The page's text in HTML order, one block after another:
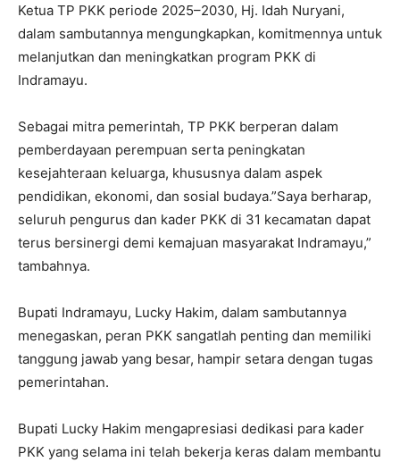
Ketua TP PKK periode 2025–2030, Hj. Idah Nuryani,
dalam sambutannya mengungkapkan, komitmennya untuk
melanjutkan dan meningkatkan program PKK di
Indramayu.
Sebagai mitra pemerintah, TP PKK berperan dalam
pemberdayaan perempuan serta peningkatan
kesejahteraan keluarga, khususnya dalam aspek
pendidikan, ekonomi, dan sosial budaya.”Saya berharap,
seluruh pengurus dan kader PKK di 31 kecamatan dapat
terus bersinergi demi kemajuan masyarakat Indramayu,”
tambahnya.
Bupati Indramayu, Lucky Hakim, dalam sambutannya
menegaskan, peran PKK sangatlah penting dan memiliki
tanggung jawab yang besar, hampir setara dengan tugas
pemerintahan.
Bupati Lucky Hakim mengapresiasi dedikasi para kader
PKK yang selama ini telah bekerja keras dalam membantu